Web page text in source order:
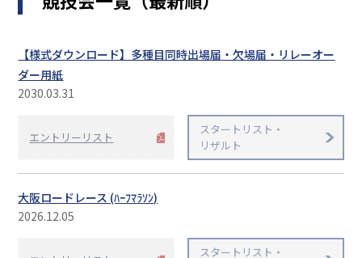
関係団体
大阪陸上競技協会とは
【様式ダウンロード】多種目同時出場届・欠場届・リレーオー
ダー用紙
2030.03.31
エントリーリスト
スタートリスト・
リザルト
大阪ロードレース (ﾊｰﾌﾏﾗｿﾝ)
2026.12.05
スタートリスト・